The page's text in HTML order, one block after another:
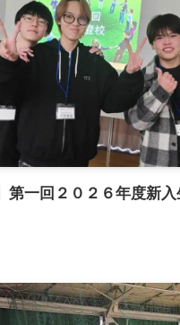
第一回２０２６年度新